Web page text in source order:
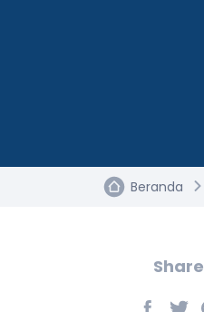
Beranda
Share